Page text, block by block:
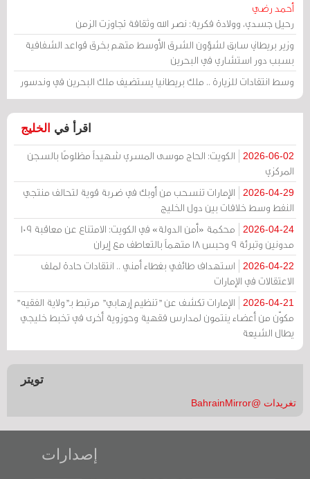
أحمد رضي
رحيل جسدي، وولادة فكرية: نصر الله وثقافة تجاوزت الزمن
وزير بريطاني سابق لشؤون الشرق الأوسط متهم بخرق قواعد الشفافية
بسبب دور استشاري في البحرين
وسط انتقادات للزيارة .. ملك بريطانيا يستضيف ملك البحرين في وندسور
اقرأ في الخليج
2026-06-02
الكويت: الحاج موسى المسري شهيداً مظلومًا بالسجن
المركزي
2026-04-29
الإمارات تنسحب من أوبك في ضربة قوية لتحالف منتجي
النفط وسط خلافات بين دول الخليج
2026-04-24
محكمة «أمن الدولة» في الكويت: الامتناع عن معاقبة 109
مدونين وتبرئة 9 وحبس 18 متهماً بالتعاطف مع إيران
2026-04-22
استهداف طائفي بغطاء أمني .. انتقادات حادة لملف
الاعتقالات في الإمارات
2026-04-21
الإمارات تكشف عن "تنظيم إرهابي" مرتبط بـ"ولاية الفقيه"
مكوّن من أعضاء ينتمون لمدارس فقهية وحوزوية أخرى في تخبط خليجي
يطال الشيعة
تويتر
تغريدات @BahrainMirror
إصدارات